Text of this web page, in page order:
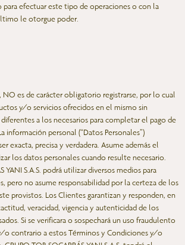
efectuar este tipo de operaciones o con la
le otorgue poder.
NO es de carácter obligatorio registrarse, por lo cual
y/o servicios ofrecidos en el mismo sin
a los necesarios para completar el pago de
información personal (“Datos Personales”)
exacta, precisa y verdadera. Asume además el
los datos personales cuando resulte necesario.
YANI S.A.S. podrá utilizar diversos medios para
pero no asume responsabilidad por la certeza de los
provistos. Los Clientes garantizan y responden, en
veracidad, vigencia y autenticidad de los
Si se verificara o sospechará un uso fraudulento
contrario a estos Términos y Condiciones y/o